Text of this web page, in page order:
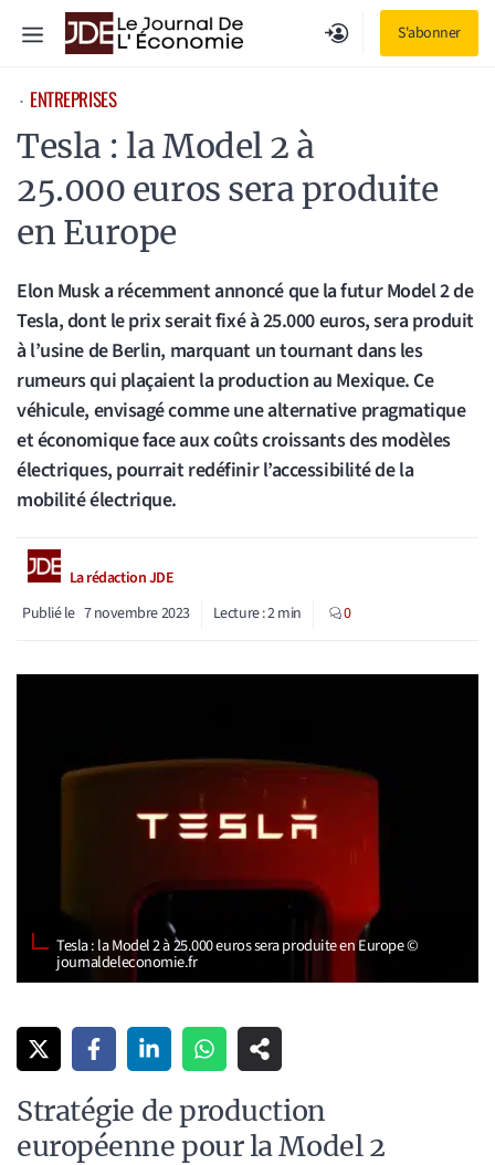
S'abonner
Menu
⋅ ENTREPRISES
Tesla : la Model 2 à
25.000 euros sera produite
en Europe
Elon Musk a récemment annoncé que la futur Model 2 de
Tesla, dont le prix serait fixé à 25.000 euros, sera produit
à l’usine de Berlin, marquant un tournant dans les
rumeurs qui plaçaient la production au Mexique. Ce
véhicule, envisagé comme une alternative pragmatique
et économique face aux coûts croissants des modèles
électriques, pourrait redéfinir l’accessibilité de la
mobilité électrique.
La rédaction JDE
Publié le 7 novembre 2023 Lecture :2min 0
Tesla : la Model 2 à 25.000 euros sera produite en Europe ©
journaldeleconomie.fr
Stratégie de production
européenne pour la Model 2